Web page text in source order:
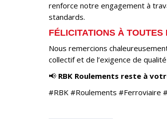
renforce notre engagement à
standards.
FÉLICITATIONS À TOUTES
Nous remercions
collectif et de l’exigence de
📢 RBK Roulements reste à
#RBK #Roulements #Ferroviaire